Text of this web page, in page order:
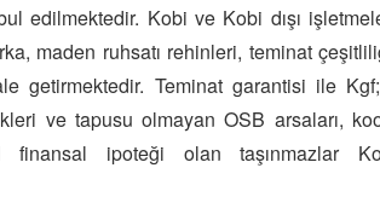
edilmektedir. Kobi ve Kobi dışı
maden ruhsatı rehinleri, teminat
getirmektedir. Teminat garantisi ile
ve tapusu olmayan OSB arsaları,
finansal ipoteği olan taşınmazlar